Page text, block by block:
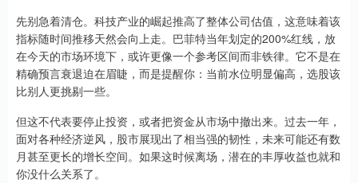
先别急着清仓。科技产业的崛起推高了整体公司估值，这意味着该
指标随时间推移天然会向上走。巴菲特当年划定的200%红线，放
在今天的市场环境下，或许更像一个参考区间而非铁律。它不是在
精确预言衰退迫在眉睫，而是提醒你：当前水位明显偏高，选股该
比别人更挑剔一些。
但这不代表要停止投资，或者把资金从市场中撤出来。过去一年，
面对各种经济逆风，股市展现出了相当强的韧性，未来可能还有数
月甚至更长的增长空间。如果这时候离场，潜在的丰厚收益也就和
你没什么关系了。